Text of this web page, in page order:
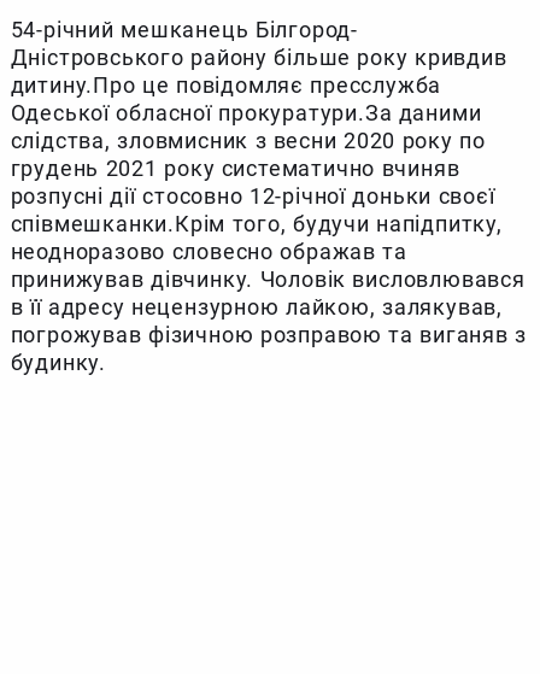
54-річний мешканець Білгород-
Дністровського району більше року кривдив
дитину.Про це повідомляє пресслужба
Одеської обласної прокуратури.За даними
слідства, зловмисник з весни 2020 року по
грудень 2021 року систематично вчиняв
розпусні дії стосовно 12-річної доньки своєї
співмешканки.Крім того, будучи напідпитку,
неодноразово словесно ображав та
принижував дівчинку. Чоловік висловлювався
в її адресу нецензурною лайкою, залякував,
погрожував фізичною розправою та виганяв з
будинку.